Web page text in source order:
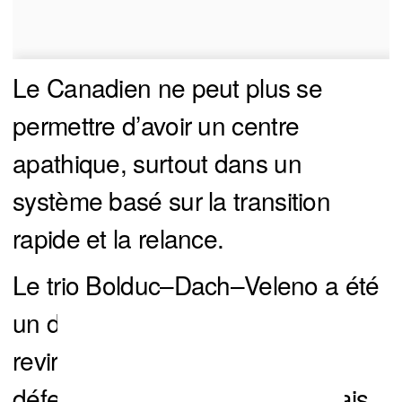
Le Canadien ne peut plus se
permettre d’avoir un centre
apathique, surtout dans un
système basé sur la transition
rapide et la relance.
Le trio Bolduc–Dach–Veleno a été
un désastre, cumulant les
revirements et les présences